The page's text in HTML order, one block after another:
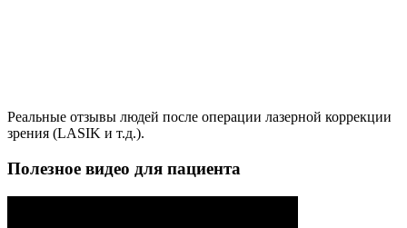
Реальные отзывы людей после операции лазерной коррекции
зрения (LASIK и т.д.).
Полезное видео для пациента